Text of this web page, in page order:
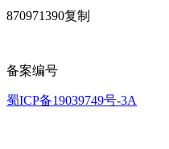
870971390复制
备案编号
蜀ICP备19039749号-3A